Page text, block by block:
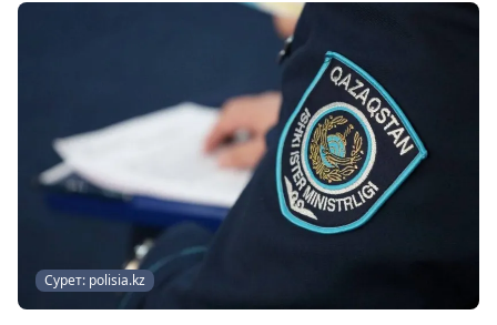
Сурет: polisia.kz